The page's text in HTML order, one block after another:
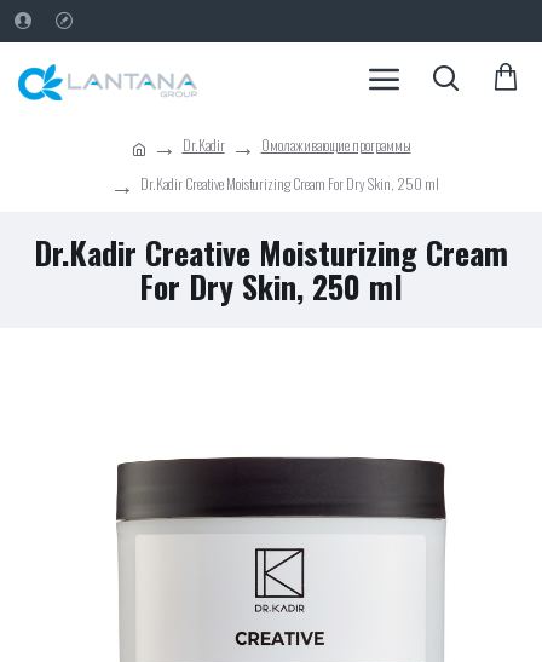
Dr.Kadir
Омолаживающие программы
Dr.Kadir Creative Moisturizing Cream For Dry Skin, 250 ml
Dr.Kadir Creative Moisturizing Cream
For Dry Skin, 250 ml